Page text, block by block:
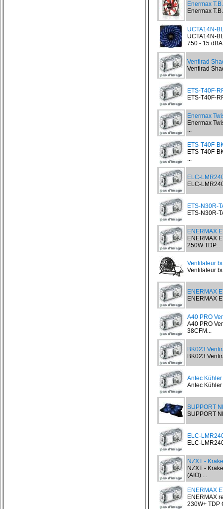
Enermax
Enermax
UCTA14N-
UCTA14N-
750 - 15
Ventirad
Ventirad
ETS-T40F-
ETS-T40F-
Enermax
Enermax
...
ETS-T40F-
ETS-T40F-
...
ELC-
ELC-
ETS-N30R-
ETS-N30R-
ENERMAX
ENERMAX
250W TDP...
Ventilateur
Ventilateur
ENERMAX
ENERMAX
A40 PRO
A40 PRO
38CFM...
BK023
BK023
Antec
Antec Kühler
SUPPORT
SUPPORT
ELC-
ELC-
NZXT -
NZXT -
(AIO) ...
ENERMAX
ENERMAX
230W+ TDP